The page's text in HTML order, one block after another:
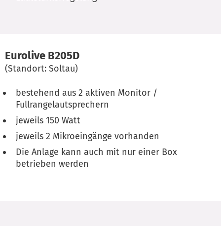
Eurolive B205D
(Standort: Soltau)
bestehend aus 2 aktiven Monitor /
Fullrangelautsprechern
jeweils 150 Watt
jeweils 2 Mikroeingänge vorhanden
Die Anlage kann auch mit nur einer Box
betrieben werden